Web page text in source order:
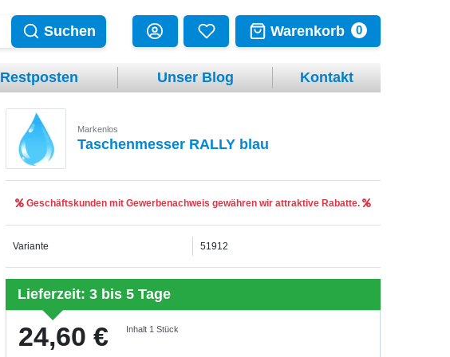
Warenkorb 0
Suchen
Restposten Unser Blog Kontakt
Markenlos
Taschenmesser RALLY blau
Geschäftskunden mit Gewerbenachweis gewähren wir attraktive Rabatte.
Variante 51912
Lieferzeit: 3 bis 5 Tage
24,60 € Inhalt 1Stück